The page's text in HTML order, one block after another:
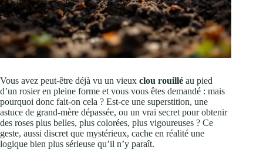
Vous avez peut-être déjà vu un vieux clou rouillé au pied
d’un rosier en pleine forme et vous vous êtes demandé : mais
pourquoi donc fait-on cela ? Est-ce une superstition, une
astuce de grand-mère dépassée, ou un vrai secret pour obtenir
des roses plus belles, plus colorées, plus vigoureuses ? Ce
geste, aussi discret que mystérieux, cache en réalité une
logique bien plus sérieuse qu’il n’y paraît.